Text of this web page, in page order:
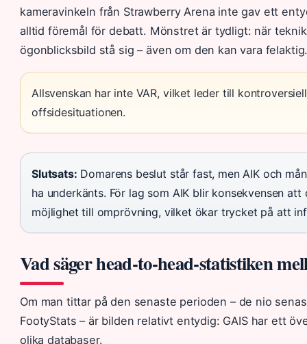
kameravinkeln från Strawberry Arena inte gav ett
alltid föremål för debatt. Mönstret är tydligt: när
ögonblicksbild stå sig – även om den kan vara
Allsvenskan har inte VAR, vilket leder till
offsidesituationen.
Slutsats: Domarens beslut står fast, men AIK och
ha underkänts. För lag som AIK blir konsekvensen
möjlighet till omprövning, vilket ökar trycket på att
Vad säger head-to-head-statistiken
Om man tittar på den senaste perioden – de nio
FootyStats – är bilden relativt entydig: GAIS har ett
olika databaser.